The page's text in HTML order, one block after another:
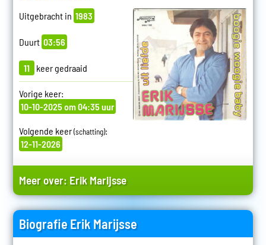
Uitgebracht in 1983
Duurt 03:56
11 keer gedraaid
Vorige keer:
10-10-2025 om 04:35 uur
Volgende keer(schatting):
12-11-2026
Meer over: Erik Marijsse
Biografie Erik Marijsse